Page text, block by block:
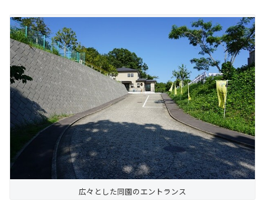
広々とした同園のエントランス